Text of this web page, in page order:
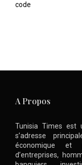
code
A Propos
Tunisia Times est
s’adresse
économique et
d’entreprises,